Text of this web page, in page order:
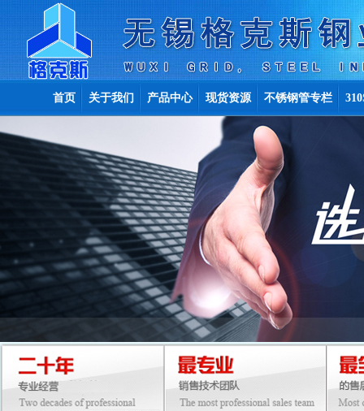
首页 关于我们 产品中心 现货资源 不锈钢管专栏